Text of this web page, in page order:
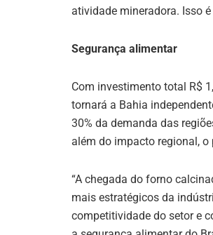
atividade mineradora. Isso
Segurança alimentar
Com investimento total R$
tornará a Bahia
30% da demanda das
além do impacto regional,
“A chegada do forno
mais estratégicos da
competitividade do setor e